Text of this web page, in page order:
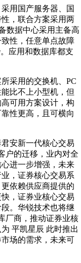
用国产服务器、国
，联合方案采用两
数据中心采用主备高
性，任意单点故障
应用和数据库都支
采用的交换机、PC
比不上小型机，但
可用方案设计，构
性更高，且可横向
安新一代核心交易
户的迁移，业内对全
进一步增强，未来
，证券核心交易系
依赖供应商提供的
，证券业核心交易
。华锐技术也将继
厂商，推动证券业核
平凯星辰 此时推出
场的需求，未来可